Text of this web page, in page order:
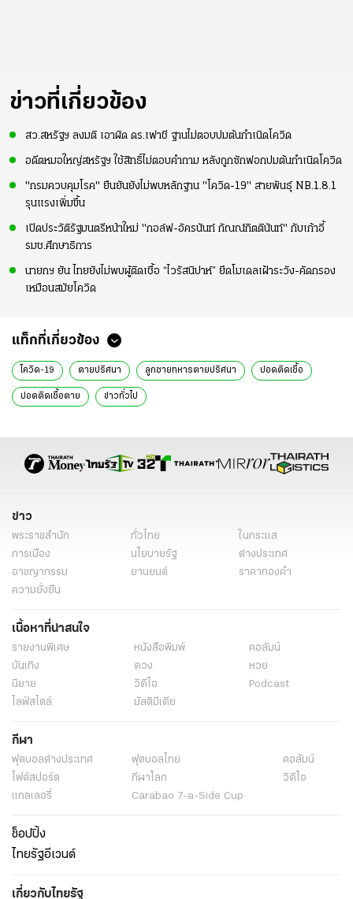
ข่าวที่เกี่ยวข้อง
สว.สหรัฐฯ ลงมติ เอาผิด ดร.เฟาชี ฐานไม่ตอบปมต้นกำเนิดโควิด
อดีตหมอใหญ่สหรัฐฯ ใช้สิทธิ์ไม่ตอบคำถาม หลังถูกซักฟอกปมต้นกำเนิดโควิด
"กรมควบคุมโรค" ยืนยันยังไม่พบหลักฐาน "โควิด-19" สายพันธุ์ NB.1.8.1
รุนแรงเพิ่มขึ้น
เปิดประวัติรัฐมนตรีหน้าใหม่ "กอล์ฟ-อัครนันท์ กัณณ์กิตตินันท์" กับเก้าอี้
รมช.ศึกษาธิการ
นายกฯ ยัน ไทยยังไม่พบผู้ติดเชื้อ “ไวรัสนิปาห์” ยึดโมเดลเฝ้าระวัง-คัดกรอง
เหมือนสมัยโควิด
แท็กที่เกี่ยวข้อง
โควิด-19 ตายปริศนา ลูกชายทหารตายปริศนา ปอดติดเชื้อ
ปอดติดเชื้อตาย ข่าวทั่วไป
ข่าว
พระราชสำนัก ทั่วไทย
ในกระแส
การเมือง
นโยบายรัฐ
ต่างประเทศ
อาชญากรรม
ยานยนต์
ราคาทองคำ
ความยั่งยืน
เนื้อหาที่น่าสนใจ
รายงานพิเศษ หนังสือพิมพ์
คอลัมน์
บันเทิง
ดวง
หวย
นิยาย
วิดีโอ
Podcast
ไลฟ์สไตล์
มัลติมีเดีย
กีฬา
ฟุตบอลต่่างประเทศ ฟุตบอลไทย
คอลัมน์
ไฟต์สปอร์ต
กีฬาโลก
วิดีโอ
แกลเลอรี่
Carabao 7-a-Side Cup
ช็อปปิ้ง
ไทยรัฐอีเวนต์
เกี่ยวกับไทยรัฐ